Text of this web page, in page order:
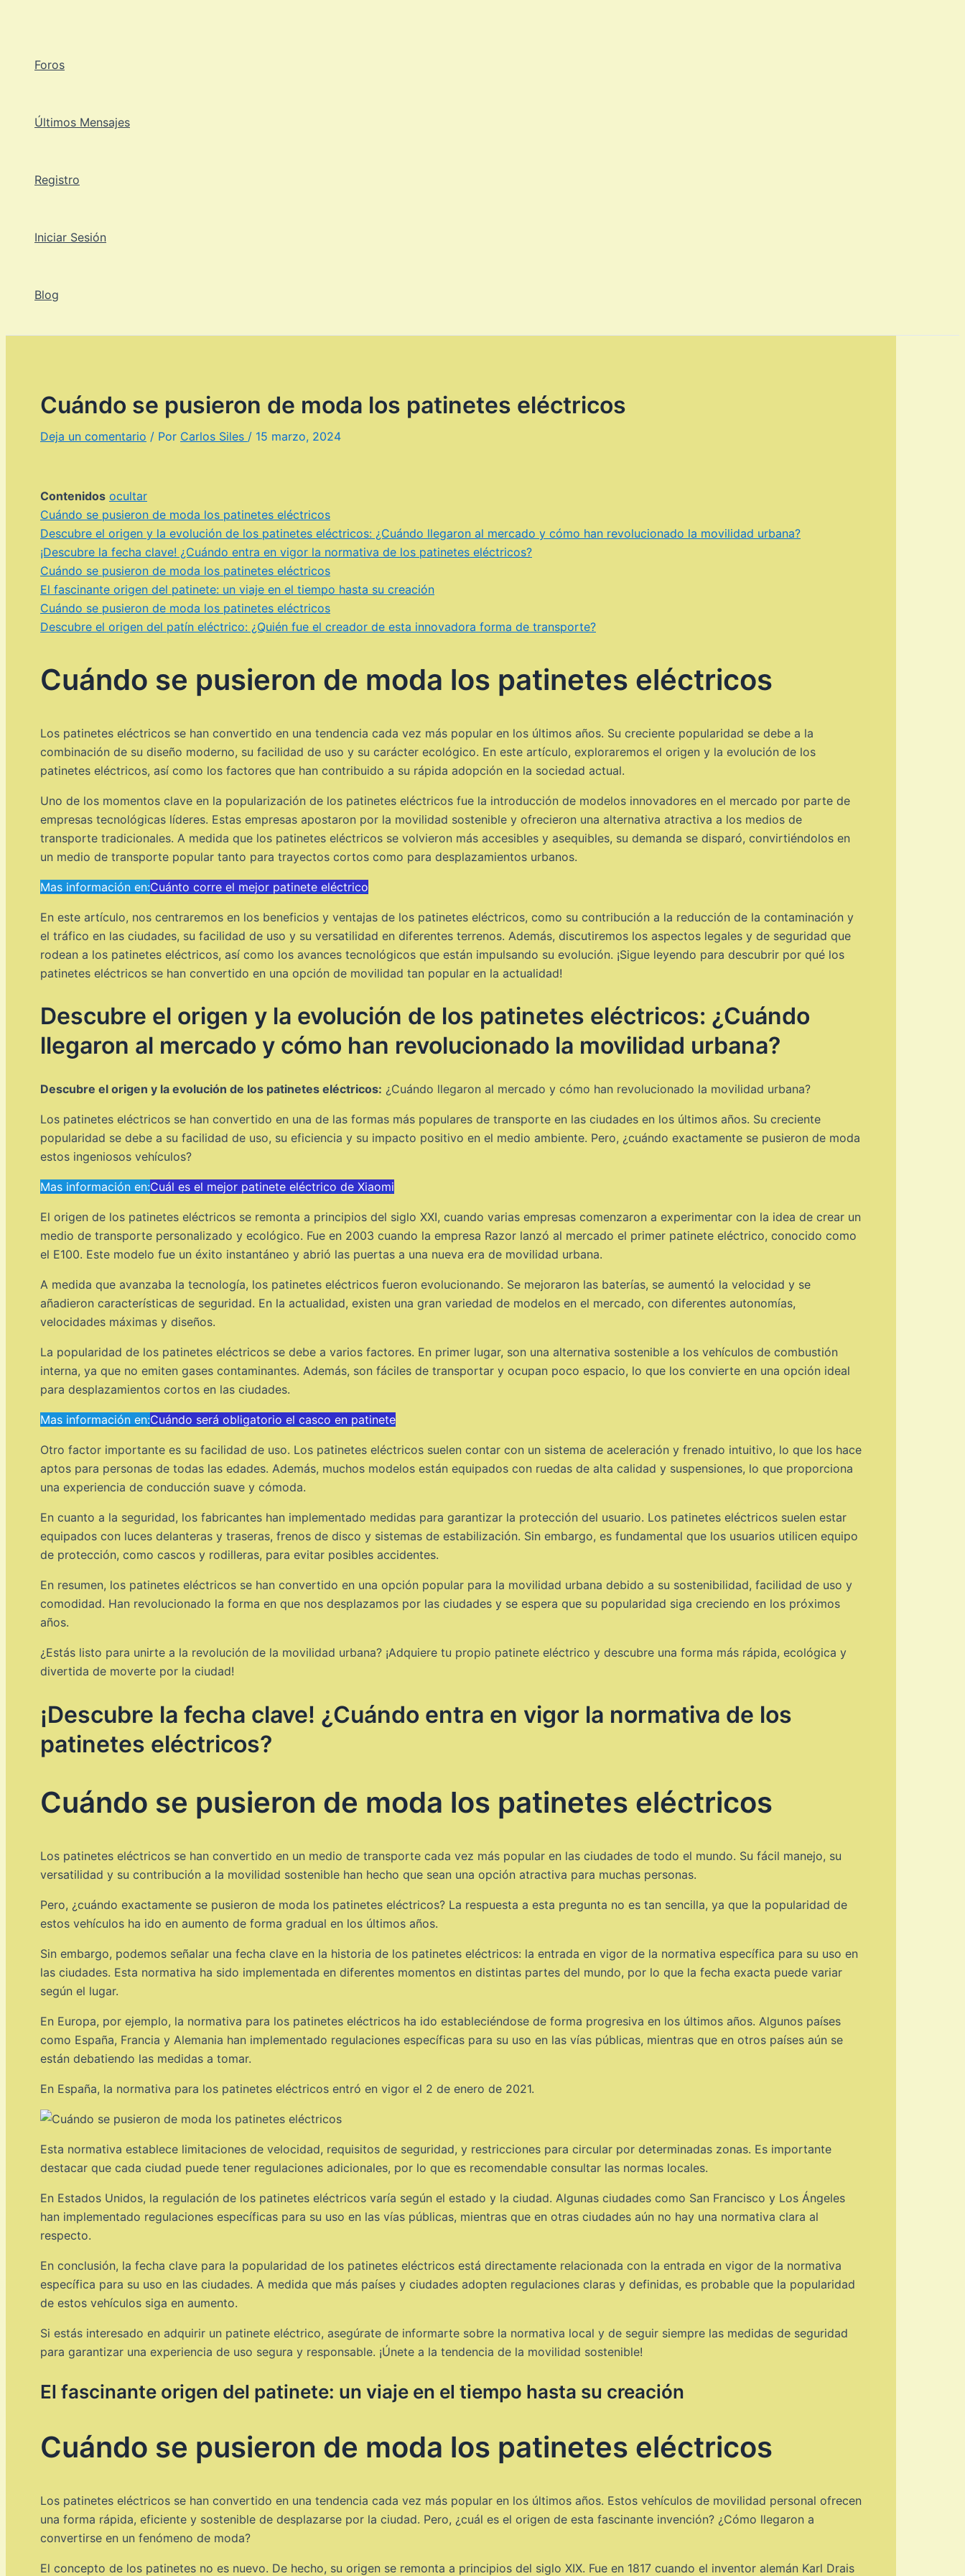
Foros
Últimos Mensajes
Registro
Iniciar Sesión
Blog
Cuándo se pusieron de moda los patinetes eléctricos
Deja un comentario / Por Carlos Siles / 15 marzo, 2024
Contenidos ocultar
Cuándo se pusieron de moda los patinetes eléctricos
Descubre el origen y la evolución de los patinetes eléctricos: ¿Cuándo llegaron al mercado y cómo han revolucionado la movilidad urbana?
¡Descubre la fecha clave! ¿Cuándo entra en vigor la normativa de los patinetes eléctricos?
Cuándo se pusieron de moda los patinetes eléctricos
El fascinante origen del patinete: un viaje en el tiempo hasta su creación
Cuándo se pusieron de moda los patinetes eléctricos
Descubre el origen del patín eléctrico: ¿Quién fue el creador de esta innovadora forma de transporte?
Cuándo se pusieron de moda los patinetes eléctricos
Los patinetes eléctricos se han convertido en una tendencia cada vez más popular en los últimos años. Su creciente popularidad se debe a la
combinación de su diseño moderno, su facilidad de uso y su carácter ecológico. En este artículo, exploraremos el origen y la evolución de los
patinetes eléctricos, así como los factores que han contribuido a su rápida adopción en la sociedad actual.
Uno de los momentos clave en la popularización de los patinetes eléctricos fue la introducción de modelos innovadores en el mercado por parte de
empresas tecnológicas líderes. Estas empresas apostaron por la movilidad sostenible y ofrecieron una alternativa atractiva a los medios de
transporte tradicionales. A medida que los patinetes eléctricos se volvieron más accesibles y asequibles, su demanda se disparó, convirtiéndolos en
un medio de transporte popular tanto para trayectos cortos como para desplazamientos urbanos.
Mas información en:Cuánto corre el mejor patinete eléctrico
En este artículo, nos centraremos en los beneficios y ventajas de los patinetes eléctricos, como su contribución a la reducción de la contaminación y
el tráfico en las ciudades, su facilidad de uso y su versatilidad en diferentes terrenos. Además, discutiremos los aspectos legales y de seguridad que
rodean a los patinetes eléctricos, así como los avances tecnológicos que están impulsando su evolución. ¡Sigue leyendo para descubrir por qué los
patinetes eléctricos se han convertido en una opción de movilidad tan popular en la actualidad!
Descubre el origen y la evolución de los patinetes eléctricos: ¿Cuándo
llegaron al mercado y cómo han revolucionado la movilidad urbana?
Descubre el origen y la evolución de los patinetes eléctricos: ¿Cuándo llegaron al mercado y cómo han revolucionado la movilidad urbana?
Los patinetes eléctricos se han convertido en una de las formas más populares de transporte en las ciudades en los últimos años. Su creciente
popularidad se debe a su facilidad de uso, su eficiencia y su impacto positivo en el medio ambiente. Pero, ¿cuándo exactamente se pusieron de moda
estos ingeniosos vehículos?
Mas información en:Cuál es el mejor patinete eléctrico de Xiaomi
El origen de los patinetes eléctricos se remonta a principios del siglo XXI, cuando varias empresas comenzaron a experimentar con la idea de crear un
medio de transporte personalizado y ecológico. Fue en 2003 cuando la empresa Razor lanzó al mercado el primer patinete eléctrico, conocido como
el E100. Este modelo fue un éxito instantáneo y abrió las puertas a una nueva era de movilidad urbana.
A medida que avanzaba la tecnología, los patinetes eléctricos fueron evolucionando. Se mejoraron las baterías, se aumentó la velocidad y se
añadieron características de seguridad. En la actualidad, existen una gran variedad de modelos en el mercado, con diferentes autonomías,
velocidades máximas y diseños.
La popularidad de los patinetes eléctricos se debe a varios factores. En primer lugar, son una alternativa sostenible a los vehículos de combustión
interna, ya que no emiten gases contaminantes. Además, son fáciles de transportar y ocupan poco espacio, lo que los convierte en una opción ideal
para desplazamientos cortos en las ciudades.
Mas información en:Cuándo será obligatorio el casco en patinete
Otro factor importante es su facilidad de uso. Los patinetes eléctricos suelen contar con un sistema de aceleración y frenado intuitivo, lo que los hace
aptos para personas de todas las edades. Además, muchos modelos están equipados con ruedas de alta calidad y suspensiones, lo que proporciona
una experiencia de conducción suave y cómoda.
En cuanto a la seguridad, los fabricantes han implementado medidas para garantizar la protección del usuario. Los patinetes eléctricos suelen estar
equipados con luces delanteras y traseras, frenos de disco y sistemas de estabilización. Sin embargo, es fundamental que los usuarios utilicen equipo
de protección, como cascos y rodilleras, para evitar posibles accidentes.
En resumen, los patinetes eléctricos se han convertido en una opción popular para la movilidad urbana debido a su sostenibilidad, facilidad de uso y
comodidad. Han revolucionado la forma en que nos desplazamos por las ciudades y se espera que su popularidad siga creciendo en los próximos
años.
¿Estás listo para unirte a la revolución de la movilidad urbana? ¡Adquiere tu propio patinete eléctrico y descubre una forma más rápida, ecológica y
divertida de moverte por la ciudad!
¡Descubre la fecha clave! ¿Cuándo entra en vigor la normativa de los
patinetes eléctricos?
Cuándo se pusieron de moda los patinetes eléctricos
Los patinetes eléctricos se han convertido en un medio de transporte cada vez más popular en las ciudades de todo el mundo. Su fácil manejo, su
versatilidad y su contribución a la movilidad sostenible han hecho que sean una opción atractiva para muchas personas.
Pero, ¿cuándo exactamente se pusieron de moda los patinetes eléctricos? La respuesta a esta pregunta no es tan sencilla, ya que la popularidad de
estos vehículos ha ido en aumento de forma gradual en los últimos años.
Sin embargo, podemos señalar una fecha clave en la historia de los patinetes eléctricos: la entrada en vigor de la normativa específica para su uso en
las ciudades. Esta normativa ha sido implementada en diferentes momentos en distintas partes del mundo, por lo que la fecha exacta puede variar
según el lugar.
En Europa, por ejemplo, la normativa para los patinetes eléctricos ha ido estableciéndose de forma progresiva en los últimos años. Algunos países
como España, Francia y Alemania han implementado regulaciones específicas para su uso en las vías públicas, mientras que en otros países aún se
están debatiendo las medidas a tomar.
En España, la normativa para los patinetes eléctricos entró en vigor el 2 de enero de 2021.
Esta normativa establece limitaciones de velocidad, requisitos de seguridad, y restricciones para circular por determinadas zonas. Es importante
destacar que cada ciudad puede tener regulaciones adicionales, por lo que es recomendable consultar las normas locales.
En Estados Unidos, la regulación de los patinetes eléctricos varía según el estado y la ciudad. Algunas ciudades como San Francisco y Los Ángeles
han implementado regulaciones específicas para su uso en las vías públicas, mientras que en otras ciudades aún no hay una normativa clara al
respecto.
En conclusión, la fecha clave para la popularidad de los patinetes eléctricos está directamente relacionada con la entrada en vigor de la normativa
específica para su uso en las ciudades. A medida que más países y ciudades adopten regulaciones claras y definidas, es probable que la popularidad
de estos vehículos siga en aumento.
Si estás interesado en adquirir un patinete eléctrico, asegúrate de informarte sobre la normativa local y de seguir siempre las medidas de seguridad
para garantizar una experiencia de uso segura y responsable. ¡Únete a la tendencia de la movilidad sostenible!
El fascinante origen del patinete: un viaje en el tiempo hasta su creación
Cuándo se pusieron de moda los patinetes eléctricos
Los patinetes eléctricos se han convertido en una tendencia cada vez más popular en los últimos años. Estos vehículos de movilidad personal ofrecen
una forma rápida, eficiente y sostenible de desplazarse por la ciudad. Pero, ¿cuál es el origen de esta fascinante invención? ¿Cómo llegaron a
convertirse en un fenómeno de moda?
El concepto de los patinetes no es nuevo. De hecho, su origen se remonta a principios del siglo XIX. Fue en 1817 cuando el inventor alemán Karl Drais